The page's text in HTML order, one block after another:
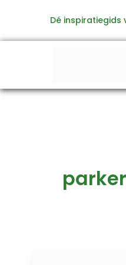
de
Dé inspiratiegids